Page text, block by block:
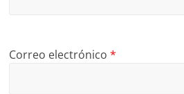
Correo electrónico*